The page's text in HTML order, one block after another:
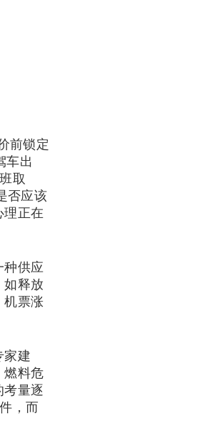
前锁定
车出
取
否应该
理正在
种供应
如释放
机票涨
家建
燃料危
考量逐
，而